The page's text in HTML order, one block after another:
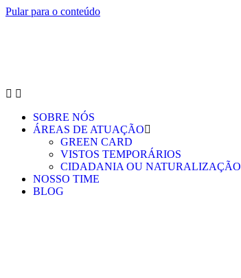
Pular para o conteúdo
SOBRE NÓS
ÁREAS DE ATUAÇÃO
GREEN CARD
VISTOS TEMPORÁRIOS
CIDADANIA OU NATURALIZAÇÃO
NOSSO TIME
BLOG